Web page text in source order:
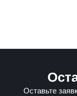
Оставьте